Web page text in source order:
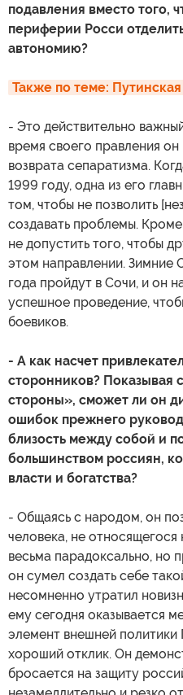
подавления вместо того,
периферии Росси
автономию?
Также по теме:
- Это действительно
время своего правления
возврата сепаратизма.
1999 году, одна из его
том, чтобы не позволить
создавать проблемы.
не допустить того, чтобы
этом направлении. Зимние
года пройдут в Сочи, и он
успешное проведение,
боевиков.
- А как насчет
сторонников? Показывая
стороны», сможет ли он
ошибок прежнего
близость между собой и
большинством россиян,
власти и богатства?
- Общаясь с народом, он
человека, не
весьма парадоксально, но
он сумел создать себе
несомненно утратил
ему сегодня оказывается
элемент внешней
хороший отклик. Он
бросается на защиту